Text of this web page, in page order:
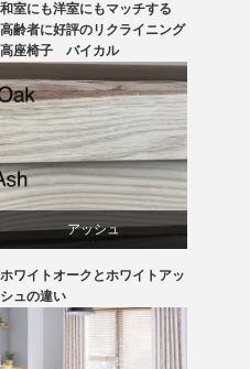
ラバー
リクライニングチェア
椅子
和室にも洋室にもマッチする
高齢者に好評のリクライニング
高座椅子 バイカル
アッシュ
ホワイトオークとホワイトアッ
シュの違い